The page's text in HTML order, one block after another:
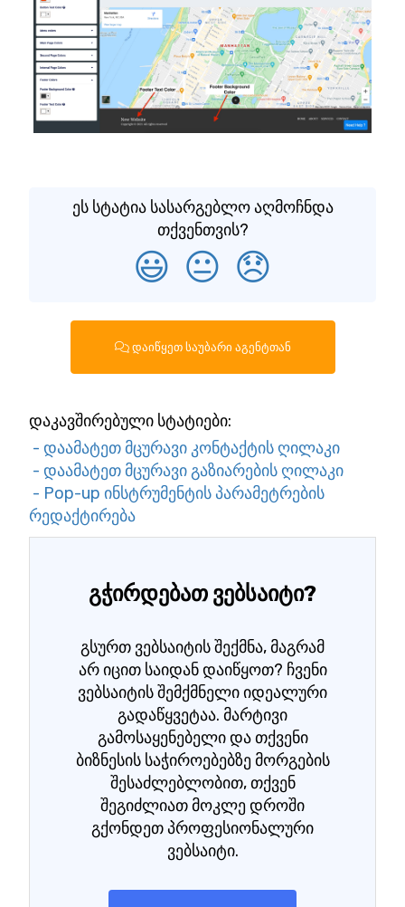
ეს სტატია სასარგებლო აღმოჩნდა
თქვენთვის?
😃 😐 😞
დაიწყეთ საუბარი აგენტთან
დაკავშირებული სტატიები:
- დაამატეთ მცურავი კონტაქტის ღილაკი
- დაამატეთ მცურავი გაზიარების ღილაკი
- Pop-up ინსტრუმენტის პარამეტრების
რედაქტირება
გჭირდებათ ვებსაიტი?
გსურთ ვებსაიტის შექმნა, მაგრამ
არ იცით საიდან დაიწყოთ? ჩვენი
ვებსაიტის შემქმნელი იდეალური
გადაწყვეტაა. მარტივი
გამოსაყენებელი და თქვენი
ბიზნესის საჭიროებებზე მორგების
შესაძლებლობით, თქვენ
შეგიძლიათ მოკლე დროში
გქონდეთ პროფესიონალური
ვებსაიტი.